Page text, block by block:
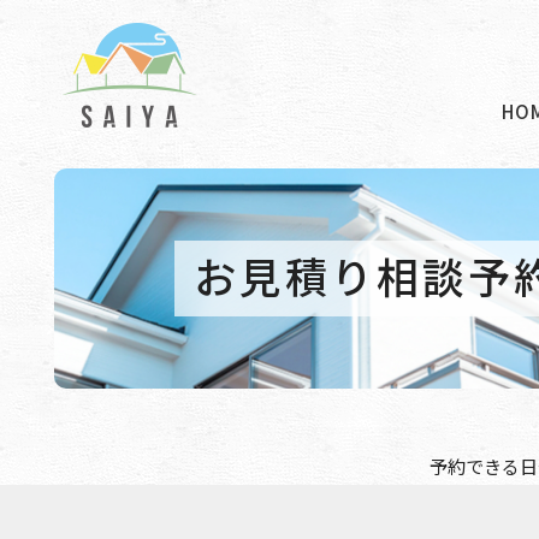
お見積り相談予
予約できる